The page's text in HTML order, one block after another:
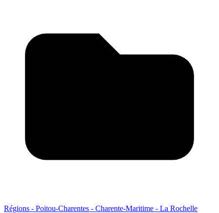
Régions - Poitou-Charentes - Charente-Maritime - La Rochelle